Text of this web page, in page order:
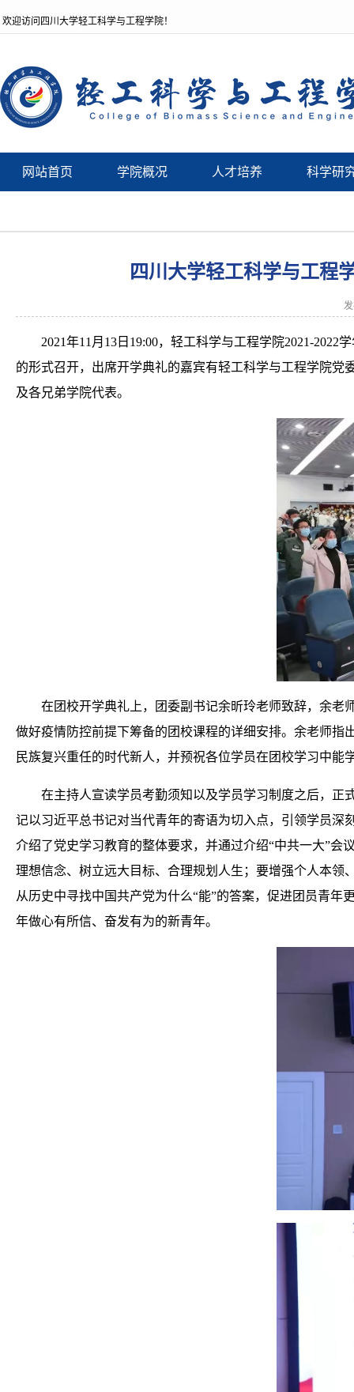
欢迎访问四川大学轻工科学与工程学院！
网站首页 学院概况 人才培养 科学研
四川大学轻工科学与工程
2021年11 月 13 日 19:00，轻工科学与工程学院2021-2022
的形式召开，出席开学典礼的嘉宾有轻工科学与工程学院
及各兄弟学院代表。
在团校开学典礼上，团委副书记余昕玲老师致辞，余老
做好疫情防控前提下筹备的团校课程的详细安排。余老师
民族复兴重任的时代新人，并预祝各位学员在团校学习中能
在主持人宣读学员考勤须知以及学员学习制度之后，正
记以习近平总书记对当代青年的寄语为切入点，引领学员深
介绍了党史学习教育的整体要求，并通过介绍“中共一大”
理想信念、树立远大目标、合理规划人生；要增强个人本
从历史中寻找中国共产党为什么“能”的答案，促进团员青
年做心有所信、奋发有为的新青年。